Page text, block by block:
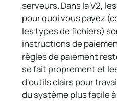
serveurs. Dans la V2,
pour quoi vous payez
les types de fichiers)
instructions de
règles de paiement
se fait proprement et
d'outils clairs pour
du système plus facile